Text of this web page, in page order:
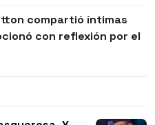
compartió íntimas
con reflexión por el